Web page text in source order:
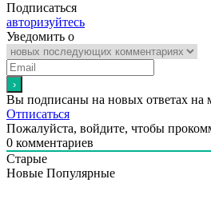
Подписаться
авторизуйтесь
Уведомить о
Вы подписаны на новых ответах на
Отписаться
Пожалуйста, войдите, чтобы
0 комментариев
Старые
Новые Популярные